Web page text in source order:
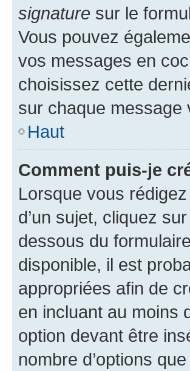
signature sur le
Vous pouvez
vos messages en
choisissez cette
sur chaque message
Haut
Comment puis-je
Lorsque vous
d’un sujet, cliquez
dessous du
disponible, il est
appropriées afin de
en incluant au moins
option devant être
nombre d’options